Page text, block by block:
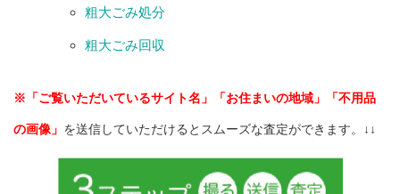
粗大ごみ処分
粗大ごみ回収
※「ご覧いただいているサイト名」「お住まいの地域」「不用品
の画像」 を送信していただけるとスムーズな査定ができます。↓↓